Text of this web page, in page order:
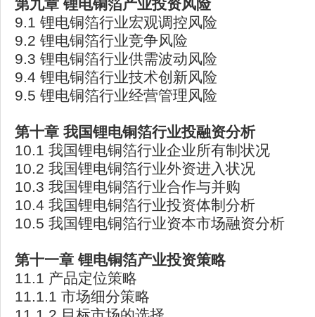
第九章 锂电铜箔产业投资风险
9.1 锂电铜箔行业宏观调控风险
9.2 锂电铜箔行业竞争风险
9.3 锂电铜箔行业供需波动风险
9.4 锂电铜箔行业技术创新风险
9.5 锂电铜箔行业经营管理风险
第十章 我国锂电铜箔行业投融资分析
10.1 我国锂电铜箔行业企业所有制状况
10.2 我国锂电铜箔行业外资进入状况
10.3 我国锂电铜箔行业合作与并购
10.4 我国锂电铜箔行业投资体制分析
10.5 我国锂电铜箔行业资本市场融资分析
第十一章 锂电铜箔产业投资策略
11.1 产品定位策略
11.1.1 市场细分策略